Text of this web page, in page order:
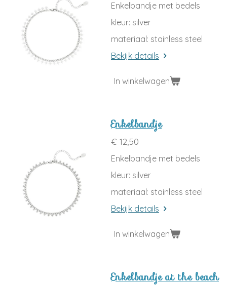
Enkelbandje met bedels
kleur: silver
materiaal: stainless steel
Bekijk details
In winkelwagen
Enkelbandje
€ 12,50
Enkelbandje met bedels
kleur: silver
materiaal: stainless steel
Bekijk details
In winkelwagen
Enkelbandje at the beach